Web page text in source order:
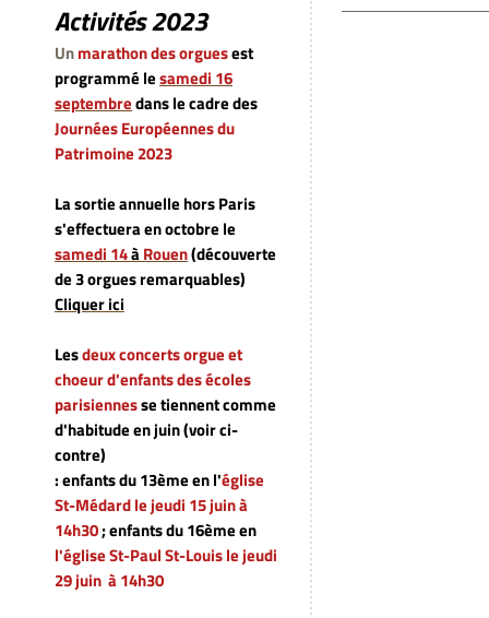
Activités 2023
Unmarathon des orguesest
programmé lesamedi 16
septembredans le cadre des
Journées Européennes du
Patrimoine 2023
La sortie annuelle hors Paris
s'effectuera en octobre le
samedi 14àRouen(découverte
de 3 orgues remarquables)
Cliquer ici
Lesdeux concerts orgue et
choeur d'enfants des écoles
parisiennesse tiennent comme
d'habitude en juin (voir ci-
contre)
: enfants du 13ème en l'église
St-Médard le jeudi 15 juin à
14h30; enfants du 16ème en
l'église St-Paul St-Louisle jeudi
29 juin à 14h30